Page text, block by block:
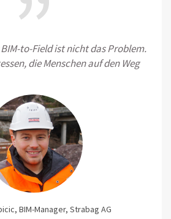
”
to-Field ist nicht das Problem.
die Menschen auf den Weg
BIM-Manager, Strabag AG